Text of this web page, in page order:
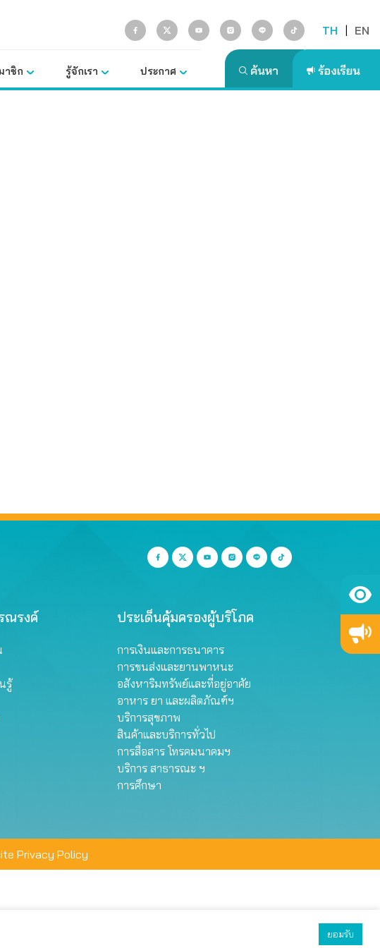
TH | EN
าชิก รู้จักเรา ประกาศ
ณรงค์
รู้
ประเด็นคุ้มครองผู้บริโภค
การเงินและการธนาคาร
การขนส่งและยานพาหนะ
อสังหาริมทรัพย์และที่อยู่อาศัย
อาหาร ยา และผลิตภัณฑ์ฯ
บริการสุขภาพ
สินค้าและบริการทั่วไป
การสื่อสาร โทรคมนาคมฯ
บริการ สาธารณะ ฯ
การศึกษา
Privacy Policy
ยอมรับ